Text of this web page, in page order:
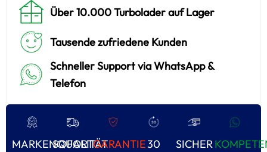
Über 10.000 Turbolader auf Lager
Tausende zufriedene Kunden
Schneller Support via WhatsApp &
Telefon
MARKENQUALITÄT
SOFORTGARANTIE30
SICHER